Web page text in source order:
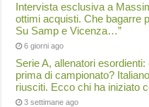
Intervista esclusiva a
ottimi acquisti. Che bagarre
Su Samp e Vicenza…”
6 giorni ago
Serie A, allenatori
prima di campionato?
riusciti. Ecco chi ha iniziato
3 settimane ago